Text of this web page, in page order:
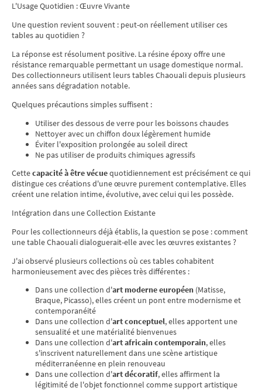
L'Usage Quotidien : Œuvre Vivante
Une question revient souvent : peut-on réellement utiliser ces
tables au quotidien ?
La réponse est résolument positive. La résine époxy offre une
résistance remarquable permettant un usage domestique normal.
Des collectionneurs utilisent leurs tables Chaouali depuis plusieurs
années sans dégradation notable.
Quelques précautions simples suffisent :
Utiliser des dessous de verre pour les boissons chaudes
Nettoyer avec un chiffon doux légèrement humide
Éviter l'exposition prolongée au soleil direct
Ne pas utiliser de produits chimiques agressifs
Cettecapacité à être vécuequotidiennement est précisément ce qui
distingue ces créations d'une œuvre purement contemplative. Elles
créent une relation intime, évolutive, avec celui qui les possède.
Intégration dans une Collection Existante
Pour les collectionneurs déjà établis, la question se pose : comment
une table Chaouali dialoguerait-elle avec les œuvres existantes ?
J'ai observé plusieurs collections où ces tables cohabitent
harmonieusement avec des pièces très différentes :
Dans une collection d'art moderne européen (Matisse,
Braque, Picasso), elles créent un pont entre modernisme et
contemporanéité
Dans une collection d'art conceptuel, elles apportent une
sensualité et une matérialité bienvenues
Dans une collection d'art africain contemporain, elles
s'inscrivent naturellement dans une scène artistique
méditerranéenne en plein renouveau
Dans une collection d'art décoratif, elles affirment la
légitimité de l'objet fonctionnel comme support artistique